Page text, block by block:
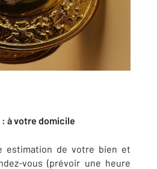
: à votre domicile
estimation de votre bien et
vous (prévoir une heure